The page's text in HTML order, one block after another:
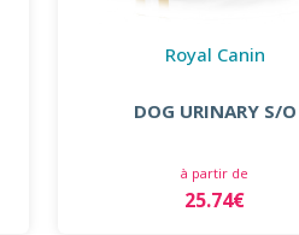
Royal Canin
DOG URINARY S/O
à partir de
25.74€